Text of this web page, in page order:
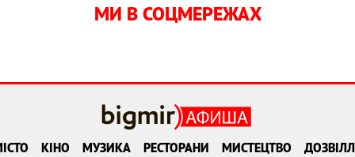
МИ В СОЦМЕРЕЖАХ
КІНО МУЗИКА РЕСТОРАНИ МИСТЕЦТВО